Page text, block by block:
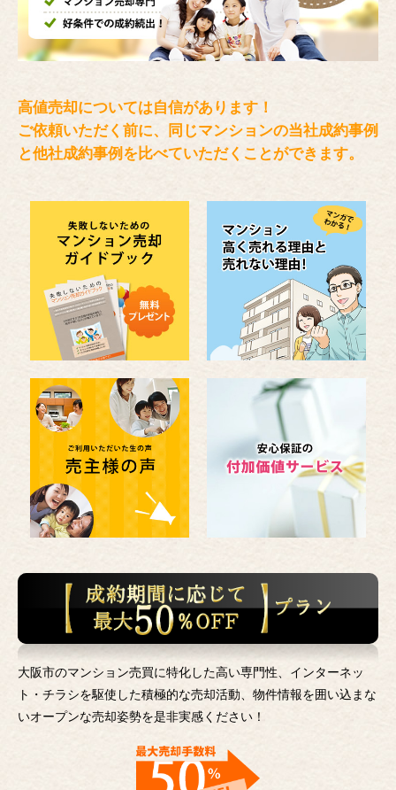
高値売却については自信があります！
ご依頼いただく前に、同じマンションの当社成約事例
と他社成約事例を比べていただくことができます。
大阪市のマンション売買に特化した高い専門性、インターネッ
ト・チラシを駆使した積極的な売却活動、 物件情報を囲い込まな
いオープンな売却姿勢を是非実感ください！